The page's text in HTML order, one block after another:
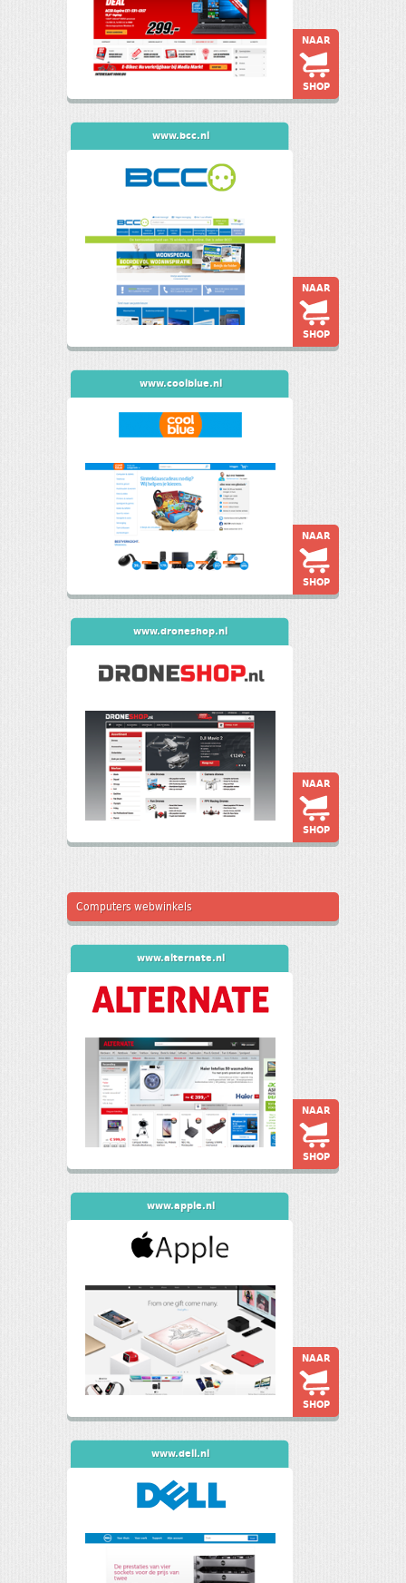
NAAR
SHOP
www.bcc.nl
NAAR
SHOP
www.coolblue.nl
NAAR
SHOP
www.droneshop.nl
NAAR
SHOP
Computers webwinkels
www.alternate.nl
NAAR
SHOP
www.apple.nl
NAAR
SHOP
www.dell.nl